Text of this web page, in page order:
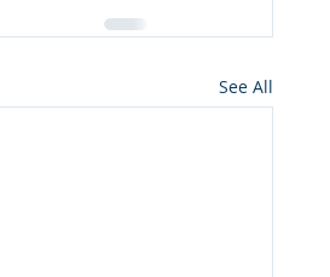
See All